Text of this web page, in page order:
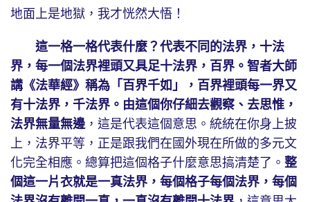
地面上是地獄，我才恍然大悟！
這一格一格代表什麼？代表不同的法界，十法
界，每一個法界裡頭又具足十法界，百界。智者大師
講《法華經》稱為「百界千如」，百界裡頭每一界又
有十法界，千法界。由這個你仔細去觀察、去思惟，
法界無量無邊，這是代表這個意思。統統在你身上披
上，法界平等，正是跟我們在國外現在所做的多元文
化完全相應。總算把這個格子什麼意思搞清楚了。 整
個這一片衣就是一真法界，每個格子每個法界，每個